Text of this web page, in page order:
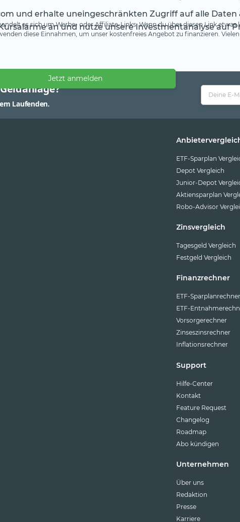
und erhalte uneingeschränkten Zugriff auf alle Daten
an und nutze unsere Investmentanalyse auf
Jetzt anmelden
es sich um Werbe- oder Affiliate-Links. Wenn du über diesen Link
diese Einnahmen, um unser kostenfreies Angebot zu finanzieren.
Laufenden.
ETF-Sparplan
Depot Vergleich
Junior-Depot
Aktiensparplan
Robo-Advisor
Zinsvergleich
Tagesgeld Vergleich
Festgeld Vergleich
Finanzrechner
ETF-Sparplanrechner
ETF-
Vorsorgerechner
Zinseszinsrechner
Inflationsrechner
Support
Hilfe-Center
Kontakt
Feature Request
Changelog
Roadmap
Abo kündigen
Unternehmen
Über uns
Redaktion
Presse
Karriere